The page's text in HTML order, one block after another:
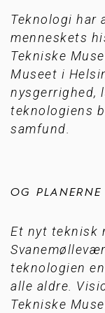
Teknologi har
menneskets
Tekniske
Museet i
nysgerrighed,
teknologiens
samfund.
OG
Et nyt teknisk
teknologien
alle aldre.
Tekniske